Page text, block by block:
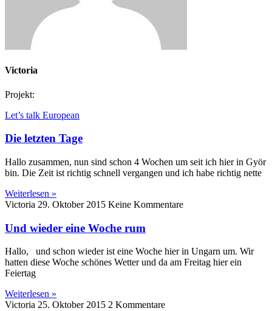
Victoria
Projekt:
Let’s talk European
Die letzten Tage
Hallo zusammen, nun sind schon 4 Wochen um seit ich hier in Györ
bin. Die Zeit ist richtig schnell vergangen und ich habe richtig nette
Weiterlesen »
Victoria 29. Oktober 2015 Keine Kommentare
Und wieder eine Woche rum
Hallo, und schon wieder ist eine Woche hier in Ungarn um. Wir
hatten diese Woche schönes Wetter und da am Freitag hier ein
Feiertag
Weiterlesen »
Victoria 25. Oktober 2015 2 Kommentare